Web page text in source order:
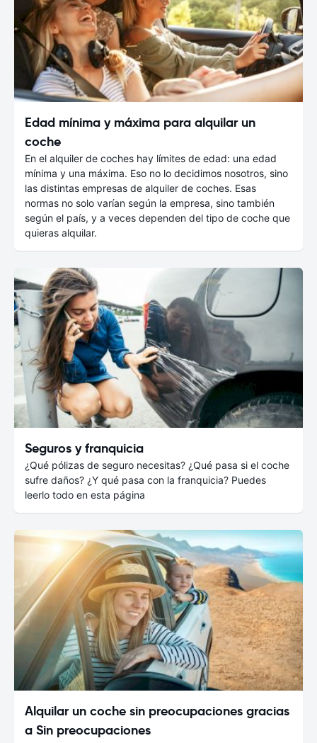
Edad mínima y máxima para alquilar un
coche
En el alquiler de coches hay límites de edad: una edad
mínima y una máxima. Eso no lo decidimos nosotros, sino
las distintas empresas de alquiler de coches. Esas
normas no solo varían según la empresa, sino también
según el país, y a veces dependen del tipo de coche que
quieras alquilar.
Seguros y franquicia
¿Qué pólizas de seguro necesitas? ¿Qué pasa si el coche
sufre daños? ¿Y qué pasa con la franquicia? Puedes
leerlo todo en esta página
Alquilar un coche sin preocupaciones gracias
a Sin preocupaciones